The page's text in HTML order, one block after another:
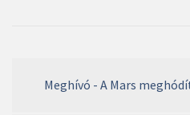
Meghívó - A Mars